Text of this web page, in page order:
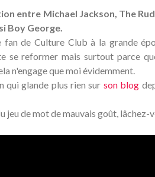
entre Michael Jackson, The
Boy George.
de Culture Club à la grande
se reformer mais surtout parce
n'engage que moi évidemment.
qui glande plus rien sur son blog
jeu de mot de mauvais goût, lâchez-